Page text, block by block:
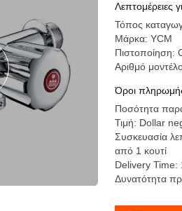
Λεπτομέρειες
Τόπος
Μάρκα: YCM
Πιστοποίηση:
Αριθμό
Όροι
Ποσότητα
Τιμή: Dollar
Συσκευασία
από 1 κουτί
Delivery Time:
Δυνατότητα